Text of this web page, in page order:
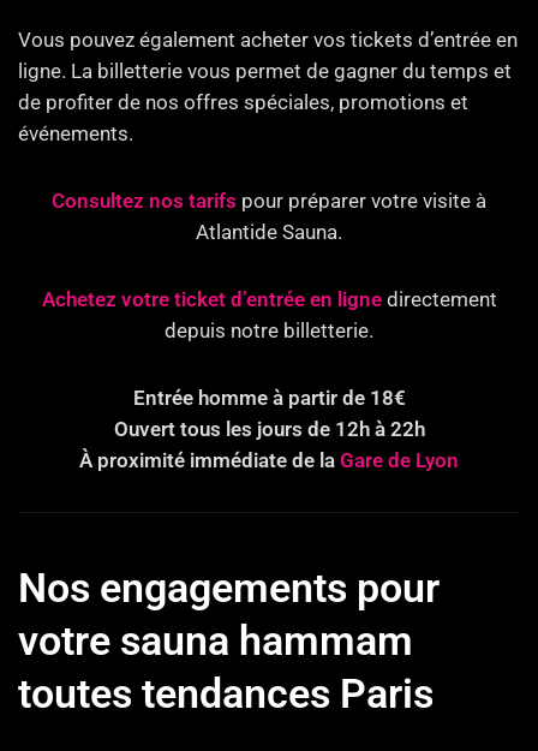
Vous pouvez également acheter vos tickets d’entrée en
ligne. La billetterie vous permet de gagner du temps et
de profiter de nos offres spéciales, promotions et
événements.
Consultez nos tarifs pour préparer votre visite à
Atlantide Sauna.
Achetez votre ticket d’entrée en lignedirectement
depuis notre billetterie.
Entrée homme à partir de 18€
Ouvert tous les jours de 12h à 22h
À proximité immédiate de la Gare de Lyon
Nos engagements pour
votre sauna hammam
toutes tendances Paris